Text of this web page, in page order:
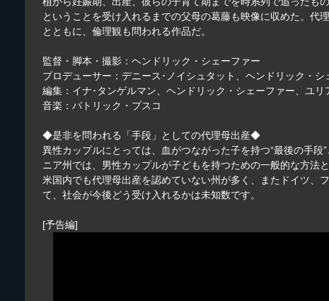
ということを受け入れるまでの父母の葛藤も映像に収めた。代
とともに、倫理観も問われる作品だ。
監督・脚本・撮影：ヘンドリック・シェーファー
プロデューサー：デニース･ノイシュタット、ヘンドリック・シ
編集：イナ･タンゲルマン、ヘンドリック・シェーファー、ユ
音楽：パトリック・プスコ
◆是非を問われる「手段」としての代理母出産◆
異性カップルにとっては、血がつながった子を持つ“最後の手
ニア州では、男性カップルが子どもを持つための一般的な方法
米国内でも代理母出産を認めていない州が多く、またドイツ、
て、社会が今後どう受け入れるかは未知数です。
[予告編]